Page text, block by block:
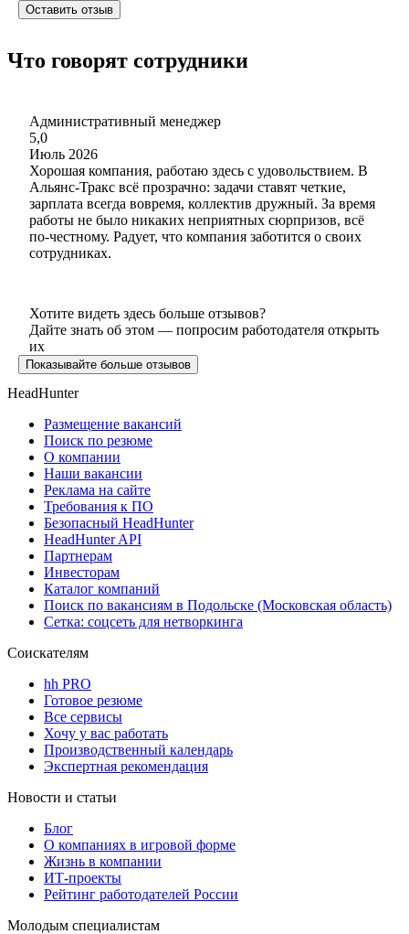
Оставить отзыв
Что говорят сотрудники
Административный менеджер
5,0
Июль 2026
Хорошая компания, работаю здесь с удовольствием. В
Альянс-Тракс всё прозрачно: задачи ставят четкие,
зарплата всегда вовремя, коллектив дружный. За время
работы не было никаких неприятных сюрпризов, всё
по-честному. Радует, что компания заботится о своих
сотрудниках.
Хотите видеть здесь больше отзывов?
Дайте знать об этом — попросим работодателя открыть
их
Показывайте больше отзывов
HeadHunter
Размещение вакансий
Поиск по резюме
О компании
Наши вакансии
Реклама на сайте
Требования к ПО
Безопасный HeadHunter
HeadHunter API
Партнерам
Инвесторам
Каталог компаний
Поиск по вакансиям в Подольске (Московская область)
Сетка: соцсеть для нетворкинга
Соискателям
hh PRO
Готовое резюме
Все сервисы
Хочу у вас работать
Производственный календарь
Экспертная рекомендация
Новости и статьи
Блог
О компаниях в игровой форме
Жизнь в компании
ИТ-проекты
Рейтинг работодателей России
Молодым специалистам